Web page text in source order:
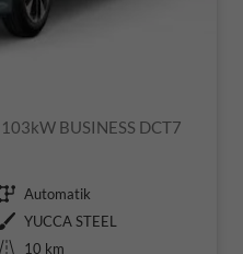
BUSINESS DCT7
Getriebe Automatik
Außenfarbe YUCCA STEEL
Kilometerstand
10 km